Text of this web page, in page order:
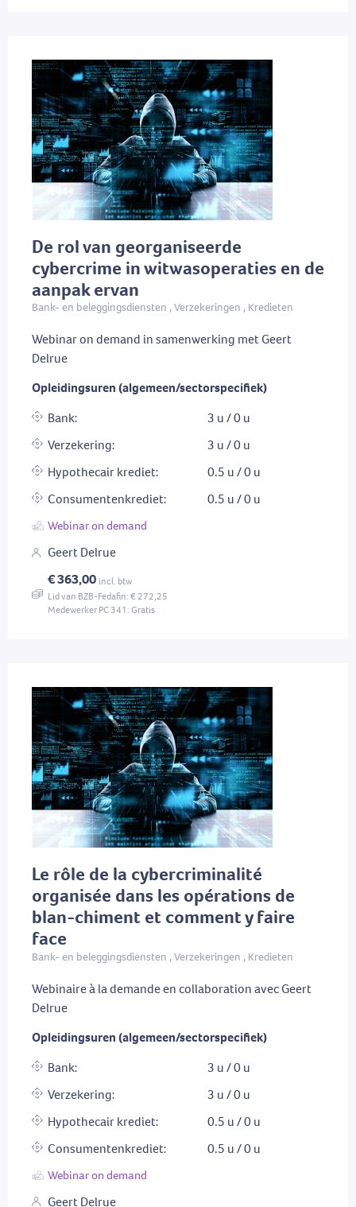
De rol van georganiseerde
cybercrime in witwasoperaties en de
aanpak ervan
Bank- en beleggingsdiensten , Verzekeringen , Kredieten
Webinar on demand in samenwerking met Geert
Delrue
Opleidingsuren (algemeen/sectorspecifiek)
Bank:
3 u / 0 u
Verzekering:
3 u / 0 u
Hypothecair krediet:
0.5 u / 0 u
Consumentenkrediet:
0.5 u / 0 u
Webinar on demand
Geert Delrue
€ 363,00 incl. btw
Lid van BZB-Fedafin: € 272,25
Medewerker PC 341: Gratis
Le rôle de la cybercriminalité
organisée dans les opérations de
blan-chiment et comment y faire
face
Bank- en beleggingsdiensten , Verzekeringen , Kredieten
Webinaire à la demande en collaboration avec Geert
Delrue
Opleidingsuren (algemeen/sectorspecifiek)
Bank:
3 u / 0 u
Verzekering:
3 u / 0 u
Hypothecair krediet:
0.5 u / 0 u
Consumentenkrediet:
0.5 u / 0 u
Webinar on demand
Geert Delrue